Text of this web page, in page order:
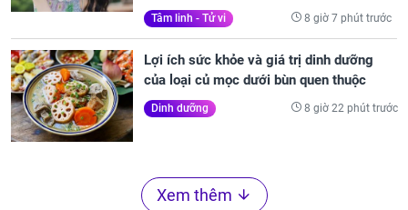
Tâm linh - Tử vi 8 giờ 7 phút trước
Lợi ích sức khỏe và giá trị dinh dưỡng
của loại củ mọc dưới bùn quen thuộc
Dinh dưỡng 8 giờ 22 phút trước
Xem thêm